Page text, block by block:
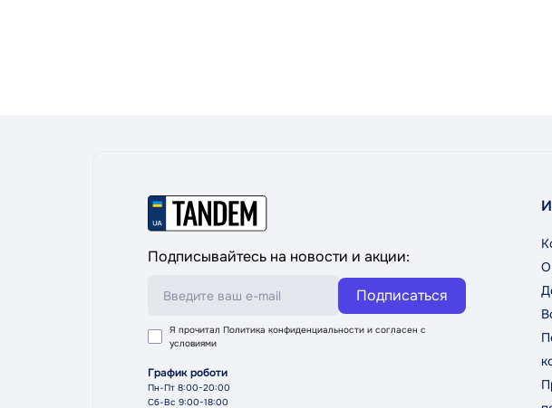
Подписывайтесь на новости и акции:
Подписаться
Я прочитал Политика конфиденциальности и согласен с
условиями
График роботи
Пн-Пт 8:00-20:00
Сб-Вс 9:00-18:00
О